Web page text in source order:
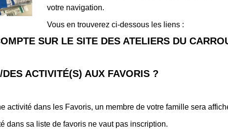
votre navigation.
Vous en trouverez ci-dessous les liens :
SUR LE SITE DES ATELIERS DU
ACTIVITÉ(S) AUX FAVORIS ?
activité dans les Favoris, un membre de votre famille sera
dans sa liste de favoris ne vaut pas inscription.